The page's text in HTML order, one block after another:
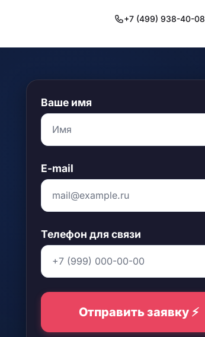
+7 (499) 938-40-08
Ваше имя
E-mail
Телефон для связи
Отправить заявку ⚡️